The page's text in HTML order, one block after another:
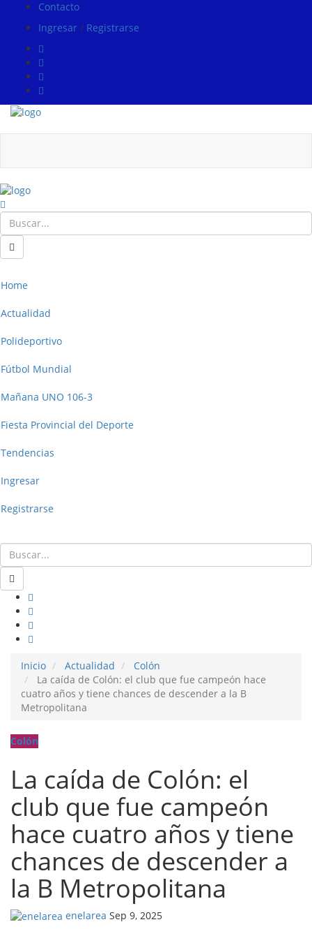
Contacto
Ingresar / Registrarse
Home
Actualidad
Polideportivo
Fútbol Mundial
Mañana UNO 106-3
Fiesta Provincial del Deporte
Tendencias
Ingresar
Registrarse
Inicio Actualidad
Colón
La caída de Colón: el club que fue campeón hace
cuatro años y tiene chances de descender a la B
Metropolitana
Colón
La caída de Colón: el
club que fue campeón
hace cuatro años y tiene
chances de descender a
la B Metropolitana
enelarea Sep 9, 2025